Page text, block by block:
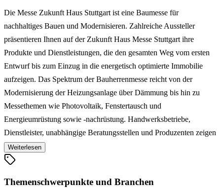
Die Messe Zukunft Haus Stuttgart ist eine Baumesse für
nachhaltiges Bauen und Modernisieren. Zahlreiche Aussteller
präsentieren Ihnen auf der Zukunft Haus Messe Stuttgart ihre
Produkte und Dienstleistungen, die den gesamten Weg vom ersten
Entwurf bis zum Einzug in die energetisch optimierte Immobilie
aufzeigen. Das Spektrum der Bauherrenmesse reicht von der
Modernisierung der Heizungsanlage über Dämmung bis hin zu
Messethemen wie Photovoltaik, Fenstertausch und
Energieumrüstung sowie -nachrüstung. Handwerksbetriebe,
Dienstleister, unabhängige Beratungsstellen und Produzenten zeigen
Ihnen auf der Modernisierungsmesse Zukunft Haus in Stuttgart das
gesamte Feld rund um die Themen Neubau, Hausbau, Sanierung,
Verbraucher, Bauherren und Immobilienbesitzer finden auf der
Weiterlesen
Themenschwerpunkte und Branchen